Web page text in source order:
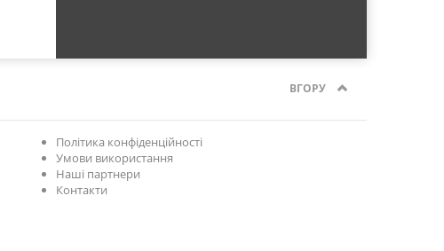
ВГОРУ
Політика конфіденційності
Умови використання
Наші партнери
Контакти